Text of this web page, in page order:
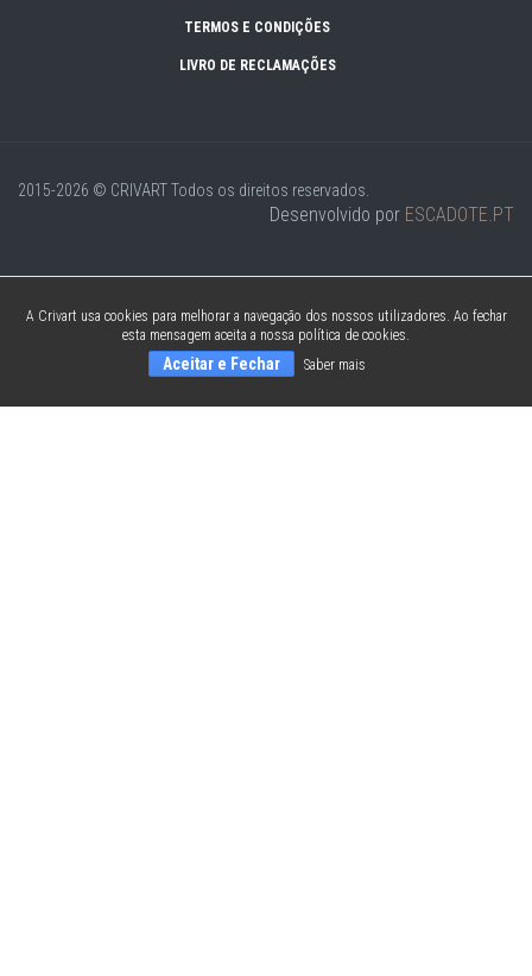
TERMOS E CONDIÇÕES
LIVRO DE RECLAMAÇÕES
2015-2026 © CRIVARTTodos os direitos reservados.
Desenvolvido por ESCADOTE.PT
A Crivart usa cookies para melhorar a navegação dos nossos utilizadores. Ao fechar
esta mensagem aceita a nossa política de cookies.
Aceitar e Fechar Saber mais